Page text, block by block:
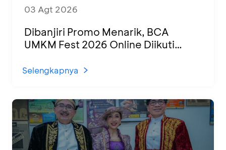
03 Agt 2026
Dibanjiri Promo Menarik, BCA
UMKM Fest 2026 Online Diikuti
Selengkapnya